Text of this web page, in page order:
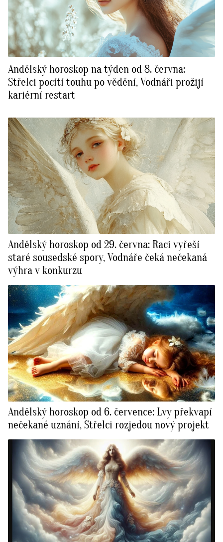
Andělský horoskop na týden od 8. června:
Střelci pocítí touhu po vědění, Vodnáři prožijí
kariérní restart
Andělský horoskop od 29. června: Raci vyřeší
staré sousedské spory, Vodnáře čeká nečekaná
výhra v konkurzu
Andělský horoskop od 6. července: Lvy překvapí
nečekané uznání, Střelci rozjedou nový projekt